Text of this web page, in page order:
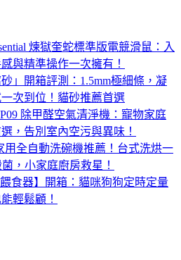
煉獄奎蛇標準版電競滑鼠：入
與精準操作一次擁有！
」開箱評測：1.5mm極細條，凝
次到位！貓砂推薦首選
除甲醛空氣清淨機：寵物家庭
，告別室內空污與異味！
用全自動洗碗機推薦！台式洗烘一
，小家庭廚房救星！
餵食器】開箱：貓咪狗狗定時定量
輕鬆顧！